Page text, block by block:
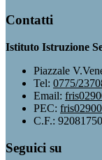
Contatti
Istituto Istruzione
Piazzale
Tel: 0775/
Email:
PEC:
C.F.:
Seguici su